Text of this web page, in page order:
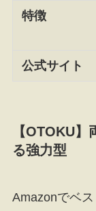
特徴
公式サイト
【OTOKU
る強力型
Amazonでベ